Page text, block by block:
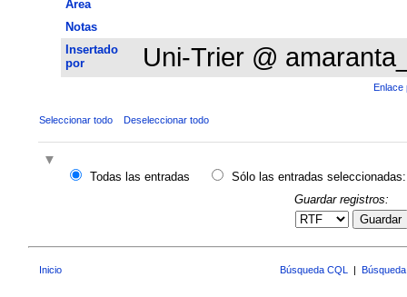
Área
Notas
Insertado
por
Uni-Trier @
Enlace
Seleccionar todo Deseleccionar todo
Todas las entradas
Sólo las entradas seleccionadas:
Guardar registros:
Guardar
Inicio Búsqueda CQL